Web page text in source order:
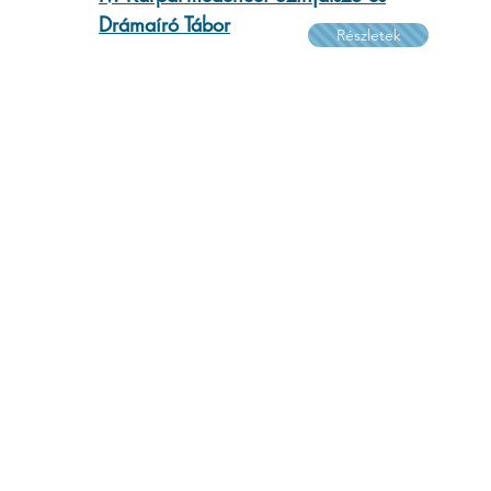
Drámaíró Tábor
Részletek